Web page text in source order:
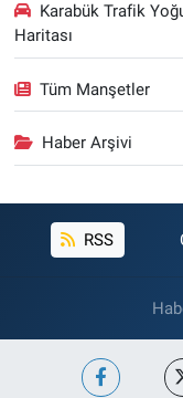
Karabük Trafik
Haritası
Tüm Manşetler
Haber Arşivi
RSS